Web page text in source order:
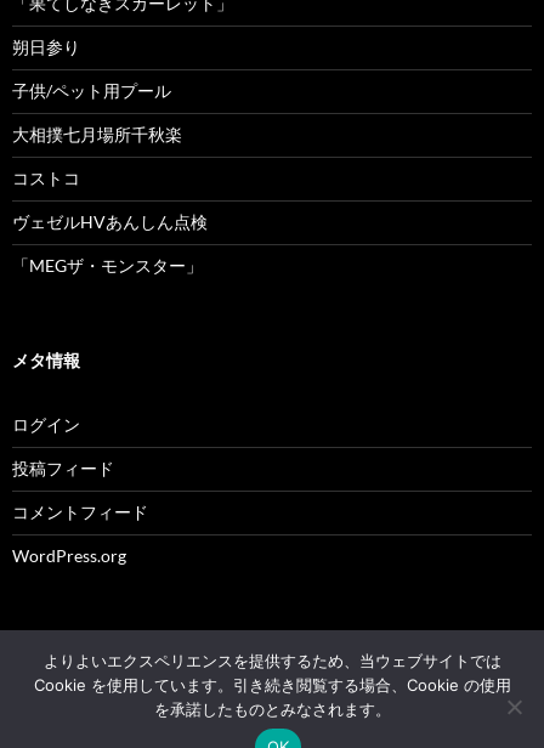
朔日参り
子供/ペット用プール
大相撲七月場所千秋楽
コストコ
ヴェゼルHVあんしん点検
「MEGザ・モンスター」
メタ情報
ログイン
投稿フィード
コメントフィード
WordPress.org
© 2004 - 2026 NK's weblog All rights reserved.
よりよいエクスペリエンスを提供するため、当ウェブサイトでは
Cookie を使用しています。引き続き閲覧する場合、Cookie の使用
を承諾したものとみなされます。